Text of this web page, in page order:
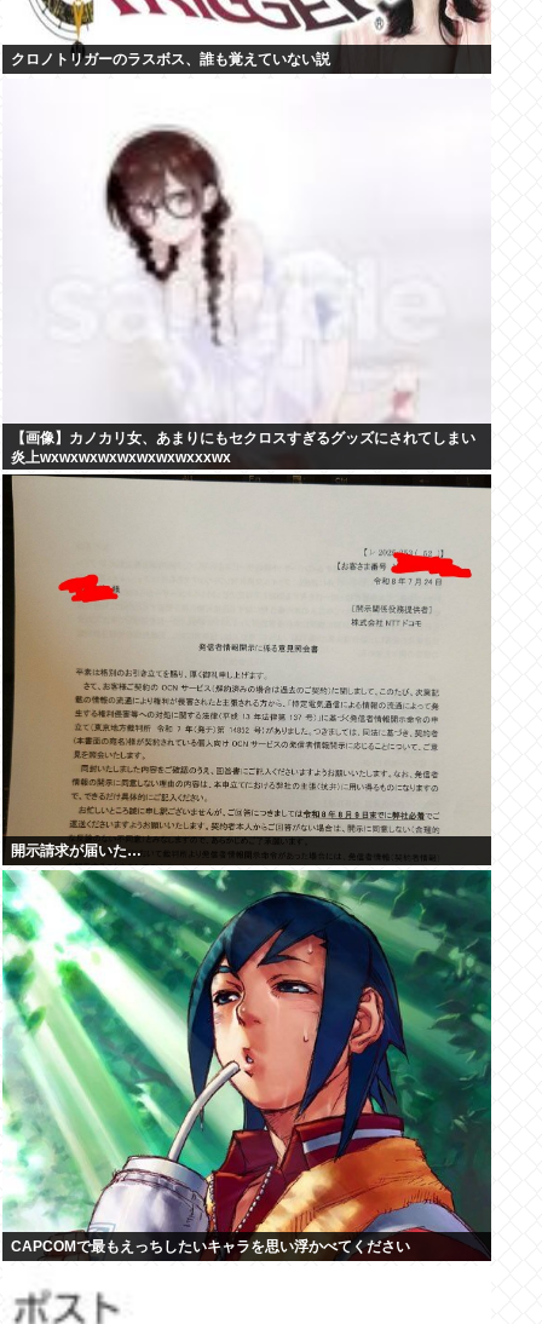
クロノトリガーのラスボス、誰も覚えていない説
【画像】カノカリ女、あまりにもセクロスすぎるグッズにされてしまい
炎上wxwxwxwxwxwxwxwxxxwx
開示請求が届いた…
CAPCOMで最もえっちしたいキャラを思い浮かべてください